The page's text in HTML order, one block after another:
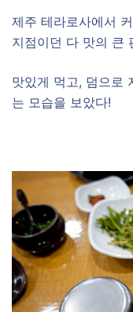
제주 테라로사에서
지점이던 다 맛의 큰
맛있게 먹고, 덤으로
는 모습을 보았다!